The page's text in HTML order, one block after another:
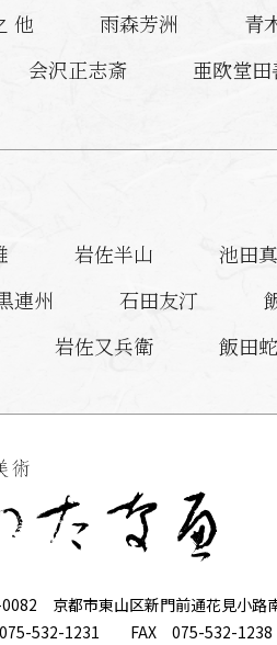
他 雨森芳洲 青
会沢正志斎 亜欧堂田
岩佐半山 池田
連州 石田友汀
岩佐又兵衛 飯田
0082 京都市東山区新門前通花見小路
075-532-1231 FAX075-532-1238